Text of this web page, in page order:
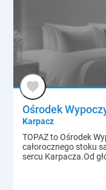
Ośrodek
Karpacz
TOPAZ to Ośrodek
całorocznego stoku
sercu Karpacza.Od